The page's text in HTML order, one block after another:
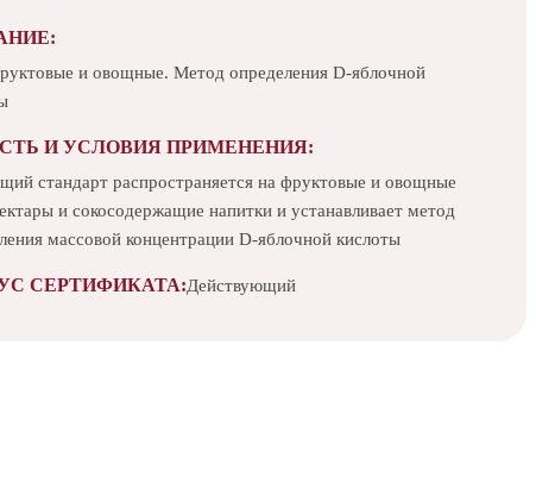
и овощные. Метод определения D-яблочной
И УСЛОВИЯ ПРИМЕНЕНИЯ:
стандарт распространяется на фруктовые и овощные
и сокосодержащие напитки и устанавливает метод
массовой концентрации D-яблочной кислоты
СЕРТИФИКАТА:Действующий